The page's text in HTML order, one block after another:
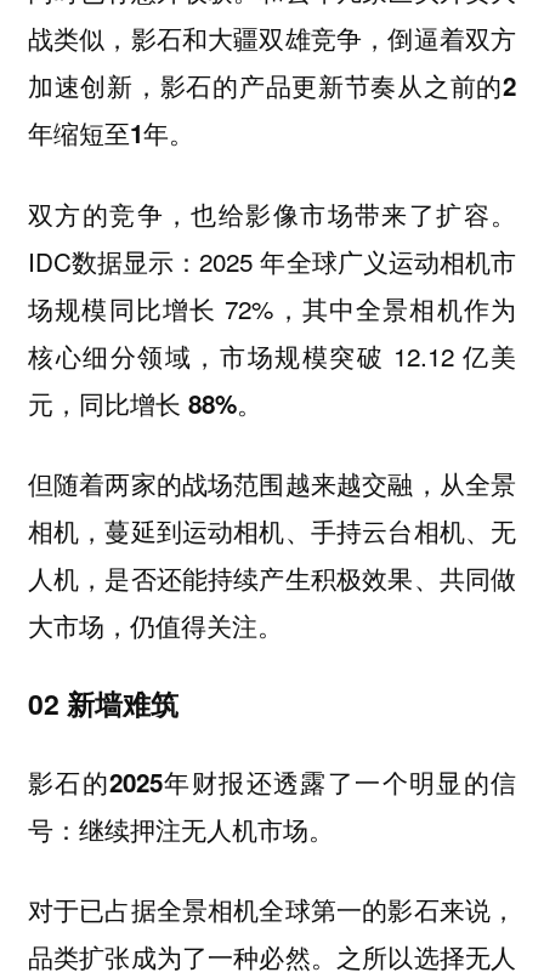
战类似，影石和大疆双雄竞争，倒逼着双方
加速创新， 影石的产品更新节奏从之前的2
年缩短至1年。
双方的竞争，也给影像市场带来了扩容。
IDC数据显示：2025 年全球广义运动相机市
场规模同比增长 72%，其中全景相机作为
核心细分领域，市场规模突破 12.12 亿美
元， 同比增长 88%。
但随着两家的战场范围越来越交融，从全景
相机，蔓延到运动相机、手持云台相机、无
人机，是否还能持续产生积极效果、共同做
大市场，仍值得关注。
02 新墙难筑
影石的2025年财报还透露了一个明显的信
号：继续押注无人机市场。
对于已占据全景相机全球第一的影石来说，
品类扩张成为了一种必然。之所以选择无人